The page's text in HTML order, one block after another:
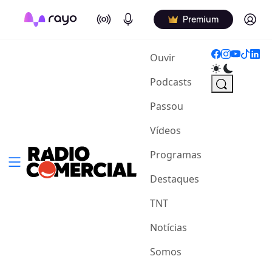
On Air Podcasts Premium Log in
Ouvir(current)
Podcasts
Passou
Vídeos
Programas
Destaques
TNT
Notícias
Somos